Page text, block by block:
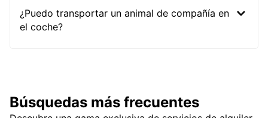
¿Puedo transportar un animal de compañía en
el coche?
Búsquedas más frecuentes